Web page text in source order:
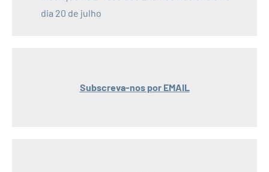
dia 20 de julho
Subscreva-nos por EMAIL